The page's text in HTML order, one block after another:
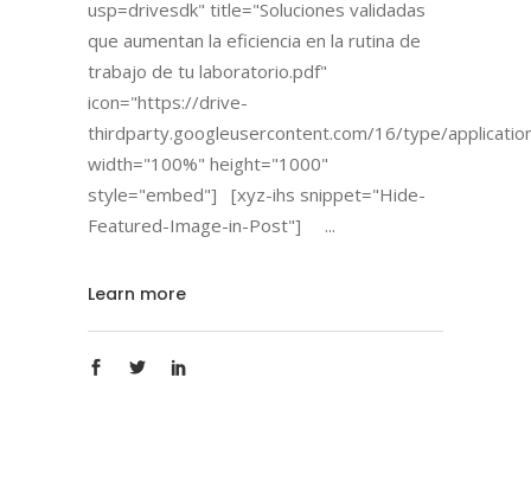
usp=drivesdk" title="Soluciones validadas
que aumentan la eficiencia en la rutina de
trabajo de tu laboratorio.pdf"
icon="https://drive-
thirdparty.googleusercontent.com/16/type/
width="100%" height="1000"
style="embed"] [xyz-ihs snippet="Hide-
Featured-Image-in-Post"]
Learn more